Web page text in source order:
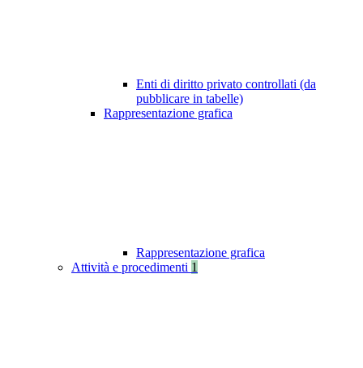
Enti di diritto privato controllati (da
pubblicare in tabelle)
Rappresentazione grafica
Rappresentazione grafica
Attività e procedimenti 1